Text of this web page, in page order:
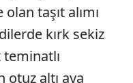
taşıt alımı
kırk sekiz
otuz altı aya